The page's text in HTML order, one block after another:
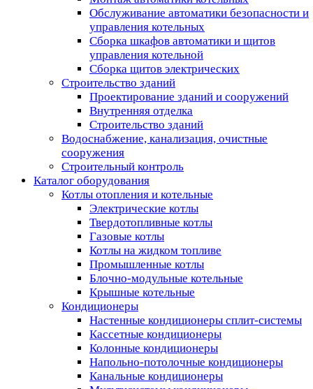
Обслуживание автоматики безопасности и
управления котельных
Сборка шкафов автоматики и щитов
управления котельной
Сборка щитов электрических
Строительство зданий
Проектирование зданий и сооружений
Внутренняя отделка
Строительство зданий
Водоснабжение, канализация, очистные
сооружения
Строительный контроль
Каталог оборудования
Котлы отопления и котельные
Электрические котлы
Твердотопливные котлы
Газовые котлы
Котлы на жидком топливе
Промышленные котлы
Блочно-модульные котельные
Крышные котельные
Кондиционеры
Настенные кондиционеры сплит-системы
Кассетные кондиционеры
Колонные кондиционеры
Напольно-потолочные кондиционеры
Канальные кондиционеры